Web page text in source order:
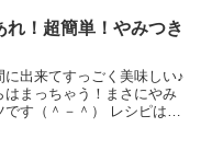
れ！超簡単！やみつき
に出来てすっごく美味しい♪
はまっちゃう！まさにやみ
です（＾－＾） レシピはこ